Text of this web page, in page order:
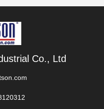
Co., Ltd